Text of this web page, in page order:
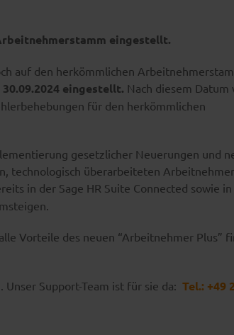
eingestellt.
auf den herkömmlichen
30.09.2024 eingestellt. Nach diesem Datum
für den herkömmlichen
gesetzlicher Neuerungen und
technologisch überarbeiteten
in der Sage HR Suite Connected sowie in
Vorteile des neuen “Arbeitnehmer Plus”
Support-Team ist für sie da: Tel.: +49